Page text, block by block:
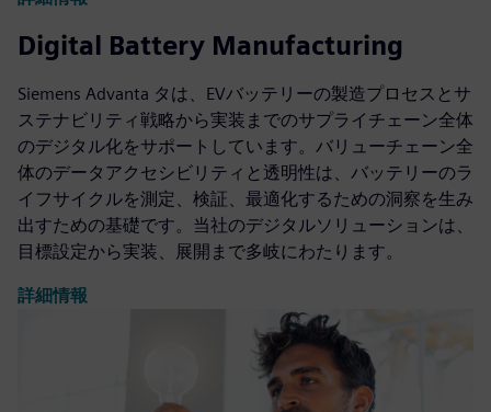
Digital Battery Manufacturing
Siemens Advanta タは、EVバッテリーの製造プロセスとサ